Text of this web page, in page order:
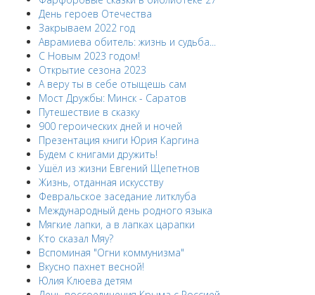
День героев Отечества
Закрываем 2022 год
Аврамиева обитель: жизнь и судьба...
С Новым 2023 годом!
Открытие сезона 2023
А веру ты в себе отыщешь сам
Мост Дружбы: Минск - Саратов
Путешествие в сказку
900 героических дней и ночей
Презентация книги Юрия Каргина
Будем с книгами дружить!
Ушёл из жизни Евгений Щепетнов
Жизнь, отданная искусству
Февральское заседание литклуба
Международный день родного языка
Мягкие лапки, а в лапках царапки
Кто сказал Мяу?
Вспоминая "Огни коммунизма"
Вкусно пахнет весной!
Юлия Клюева детям